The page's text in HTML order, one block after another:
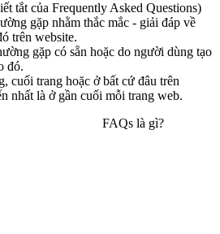
tắt của Frequently Asked Questions)
gặp nhằm thắc mắc - giải đáp về
trên website.
gặp có sẵn hoặc do người dùng tạo
đó.
cuối trang hoặc ở bất cứ đâu trên
nhất là ở gần cuối mỗi trang web.